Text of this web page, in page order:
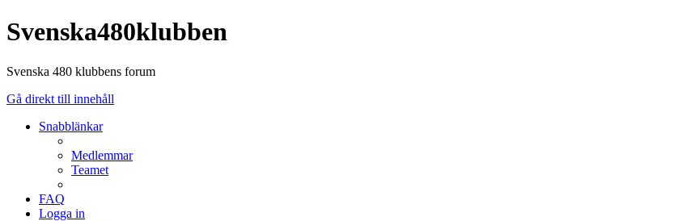
Svenska480klubben
Svenska 480 klubbens forum
Gå direkt till innehåll
Snabblänkar
Medlemmar
Teamet
FAQ
Logga in